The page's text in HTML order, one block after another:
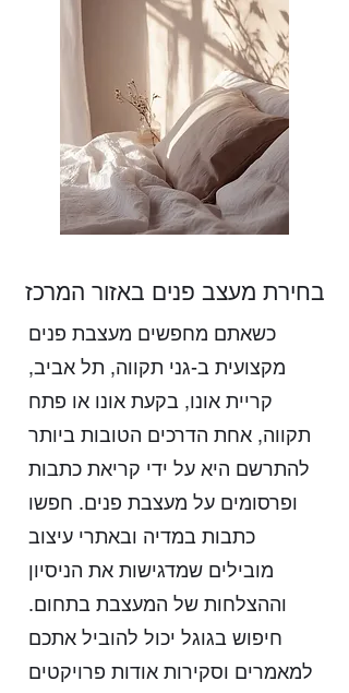
בחירת מעצב פנים באזור המרכז
כשאתם מחפשים מעצבת פנים
מקצועית ב-גני תקווה, תל אביב,
קריית אונו, בקעת אונו או פתח
תקווה, אחת הדרכים הטובות ביותר
להתרשם היא על ידי קריאת כתבות
ופרסומים על מעצבת פנים. חפשו
כתבות במדיה ובאתרי עיצוב
מובילים שמדגישות את הניסיון
וההצלחות של המעצבת בתחום.
חיפוש בגוגל יכול להוביל אתכם
למאמרים וסקירות אודות פרויקטים